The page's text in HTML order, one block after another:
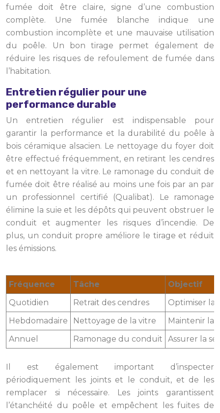
fumée doit être claire, signe d’une combustion
complète. Une fumée blanche indique une
combustion incomplète et une mauvaise utilisation
du poêle. Un bon tirage permet également de
réduire les risques de refoulement de fumée dans
l’habitation.
Entretien régulier pour une
performance durable
Un entretien régulier est indispensable pour
garantir la performance et la durabilité du poêle à
bois céramique alsacien. Le nettoyage du foyer doit
être effectué fréquemment, en retirant les cendres
et en nettoyant la vitre. Le ramonage du conduit de
fumée doit être réalisé au moins une fois par an par
un professionnel certifié (Qualibat). Le ramonage
élimine la suie et les dépôts qui peuvent obstruer le
conduit et augmenter les risques d’incendie. De
plus, un conduit propre améliore le tirage et réduit
les émissions.
Fréquence Tâche
Objectif
Quotidien
Retrait des cendres
Optimiser la
Hebdomadaire
Nettoyage de la vitre
Maintenir la
Annuel
Ramonage du conduit Assurer la
Il est également important d’inspecter
périodiquement les joints et le conduit, et de les
remplacer si nécessaire. Les joints garantissent
l’étanchéité du poêle et empêchent les fuites de